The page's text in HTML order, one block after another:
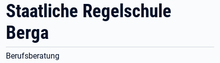
Staatliche Regelschule
Berga
Berufsberatung